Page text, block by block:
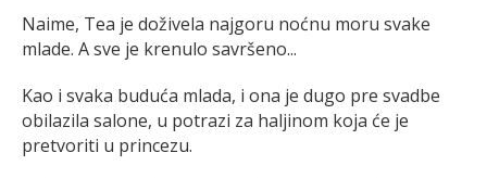
Naime, Tea je doživela najgoru noćnu moru svake
mlade. A sve je krenulo savršeno...
Kao i svaka buduća mlada, i ona je dugo pre svadbe
obilazila salone, u potrazi za haljinom koja će je
pretvoriti u princezu.